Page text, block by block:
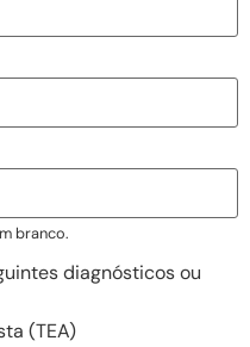
branco.
diagnósticos ou
(TEA)